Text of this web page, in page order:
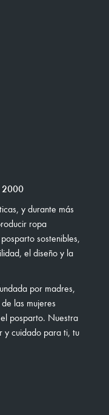
2000
y durante más
ropa
sostenibles,
el diseño y la
por madres,
las mujeres
posparto. Nuestra
y cuidado para ti, tu